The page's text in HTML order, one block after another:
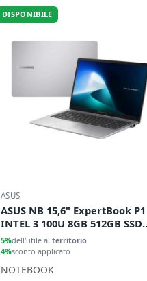
DISPONIBILE
ASUS
ASUS NB 15,6" ExpertBook P1
INTEL 3 100U 8GB 512GB SSD
FREEDOS
5%dell'utile al territorio
4%sconto applicato
NOTEBOOK